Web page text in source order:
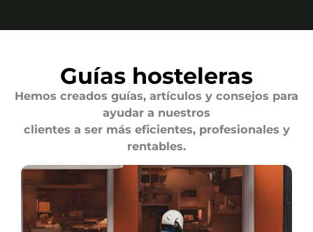
Guías hosteleras
Hemos creados guías, artículos y consejos para
ayudar a nuestros
clientes a ser más eficientes, profesionales y
rentables.